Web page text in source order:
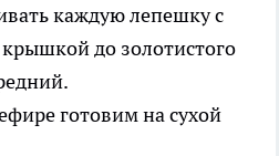
каждую лепешку с
до золотистого